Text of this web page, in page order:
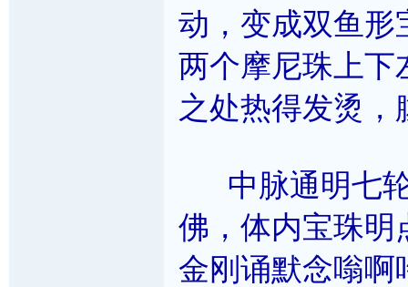
动，变成双鱼形
两个摩尼珠上下
之处热得发烫
中脉通明七轮
佛，体内宝珠明
金刚诵默念嗡啊